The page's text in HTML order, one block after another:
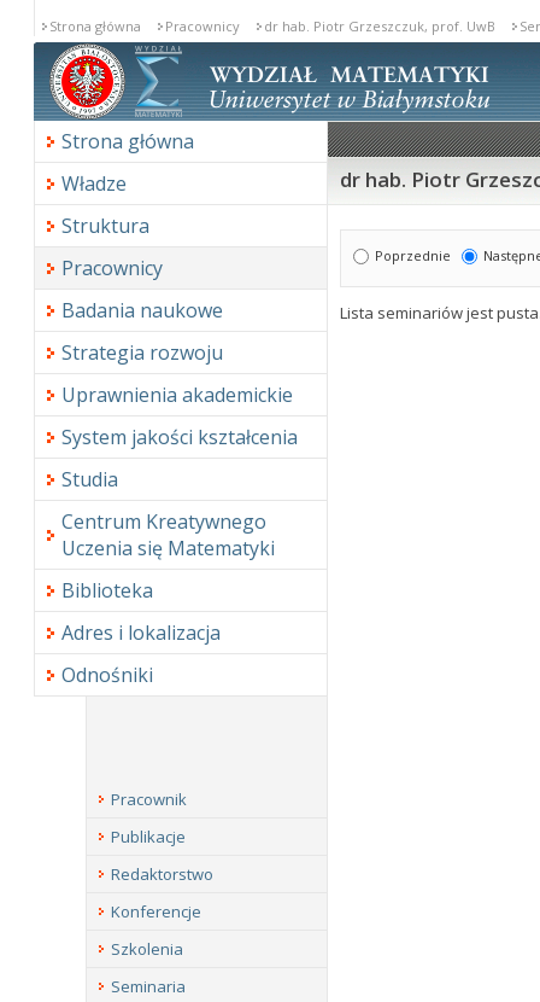
Strona główna Pracownicy dr hab. Piotr Grzeszczuk, prof. UwB
Strona główna
Władze
Struktura
Pracownicy
Badania naukowe
Strategia rozwoju
Uprawnienia akademickie
System jakości kształcenia
Studia
Centrum Kreatywnego
Uczenia się Matematyki
Biblioteka
Adres i lokalizacja
Odnośniki
dr hab. Piotr
Poprzednie
Lista seminariów jest
Pracownik
Publikacje
Redaktorstwo
Konferencje
Szkolenia
Seminaria